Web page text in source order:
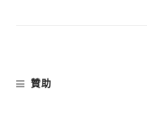
贊助